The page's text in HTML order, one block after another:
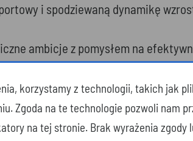
i spodziewaną dynamikę
ambicje z pomysłem na
Technicznych (w ścisłej
technik robotyki (rok później w
opracowania ogólnopolskich
i wniosków. Nowo
korzystamy z technologii, takich jak
Zgoda na te technologie pozwoli nam
na tej stronie. Brak wyrażenia zgody